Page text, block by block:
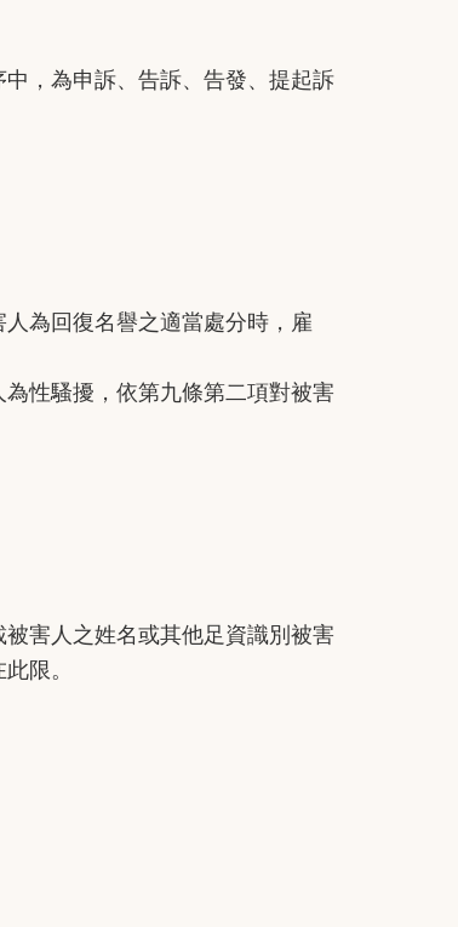
，為申訴、告訴、告發、提起訴
為回復名譽之適當處分時，雇
性騷擾，依第九條第二項對被害
害人之姓名或其他足資識別被害
限。